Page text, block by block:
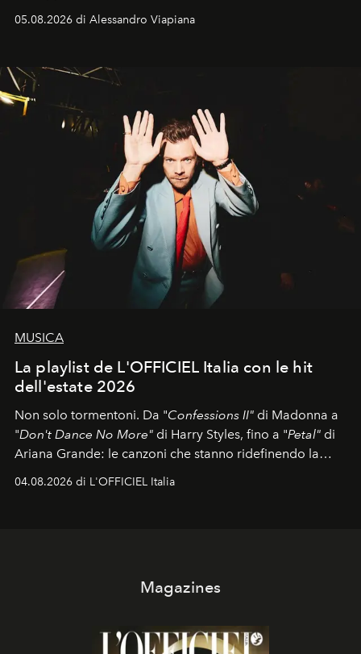
05.08.2026 di Alessandro Viapiana
MUSICA
La playlist de L'OFFICIEL Italia con le hit
dell'estate 2026
Non solo tormentoni. Da "Confessions II" di Madonna a
"Don't Dance No More" di Harry Styles, fino a "Petal" di
Ariana Grande: le canzoni che stanno ridefinendo la
04.08.2026 di L'OFFICIEL Italia
Magazines